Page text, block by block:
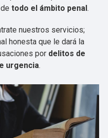
todo el ámbito penal.
nuestros servicios;
honesta que le dará la
por delitos de
urgencia.